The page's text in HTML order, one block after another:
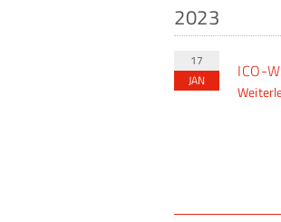
2023
17
JAN
ICO-